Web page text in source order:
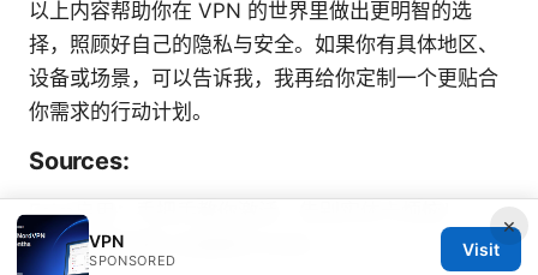
以上内容帮助你在 VPN 的世界里做出更明智的选
择，照顾好自己的隐私与安全。如果你有具体地区、
设备或场景，可以告诉我，我再给你定制一个更贴合
你需求的行动计划。
Sources:
Esim启用：手把手教你激活，告别实体卡烦恼！
2025 最新指南 全面解析与对比
×
VPN
SPONSORED
Visit